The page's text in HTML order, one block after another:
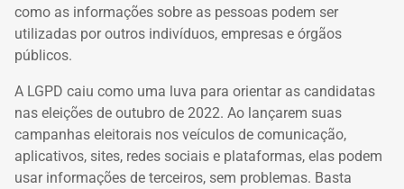
como as informações sobre as pessoas podem ser
utilizadas por outros indivíduos, empresas e órgãos
públicos.
A LGPD caiu como uma luva para orientar as candidatas
nas eleições de outubro de 2022. Ao lançarem suas
campanhas eleitorais nos veículos de comunicação,
aplicativos, sites, redes sociais e plataformas, elas podem
usar informações de terceiros, sem problemas. Basta